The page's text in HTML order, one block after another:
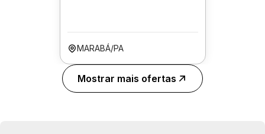
MARABÁ/PA
Mostrar mais ofertas